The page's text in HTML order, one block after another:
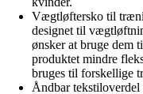
Vægtløftersko til
designet til
ønsker at bruge dem
produktet mindre
bruges til forskellige
Åndbar